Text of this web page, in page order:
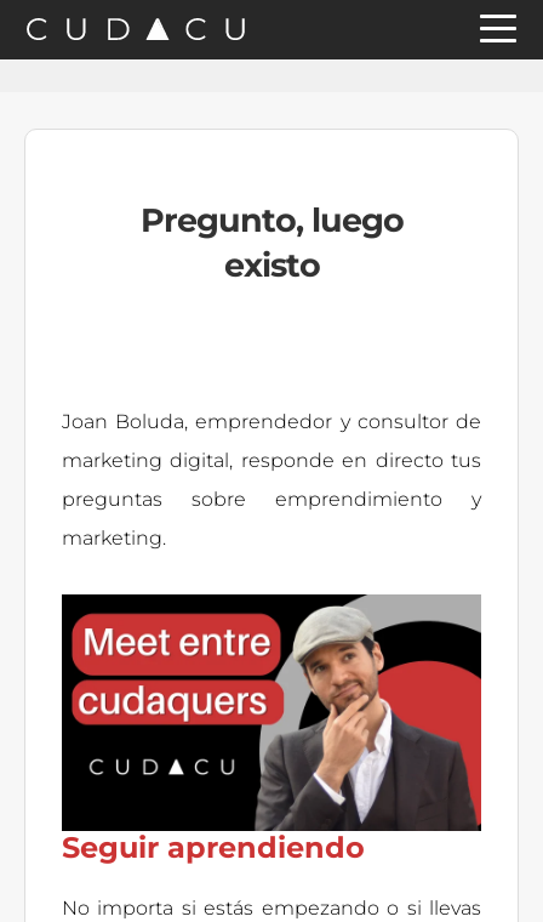
Saltar
a
Saltar
al
Saltar
a
Pregunto, luego
existo
Joan Boluda, emprendedor y consultor de
marketing digital, responde en directo tus
preguntas sobre emprendimiento y
marketing.
Seguir aprendiendo
No importa si estás empezando o si llevas